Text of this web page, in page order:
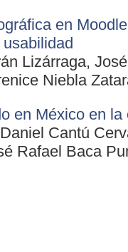
en
Lizárraga,
Niebla
en México en la
Cantú
Rafael Baca